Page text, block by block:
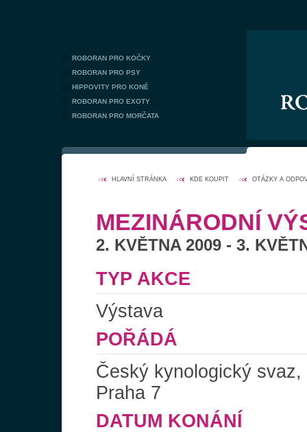
ROBORAN PRO KOČKY
ROBORAN PRO PSY
HIPPOVITY PRO KONĚ
ROBORAN PRO EXOTY
ROBORAN PRO MORČATA
HLAVNÍ STRÁNKA KDE KOUPIT OTÁZKY A
MEZINÁRODNÍ
2. KVĚTNA 2009 - 3.
TYP AKCE
Výstava
POŘÁDÁ
Český kynologický
Praha 7
DATUM KONÁNÍ